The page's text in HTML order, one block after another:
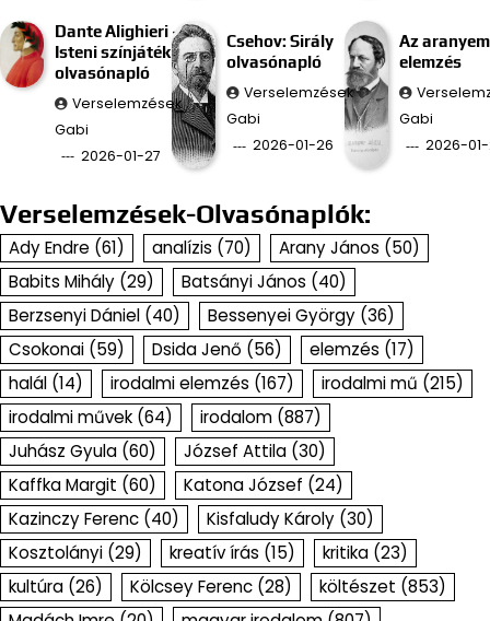
Dante Alighieri –
Isteni színjáték
olvasónapló
Verselemzések
Gabi
2026-01-27
Csehov: Sirály
olvasónapló
Verselemzések
Gabi
2026-01-26
Az
elemzés
Gabi
2026-
Verselemzések-Olvasónaplók:
Ady Endre (61) analízis (70) Arany János (50)
Babits Mihály (29) Batsányi János (40)
Berzsenyi Dániel (40) Bessenyei György (36)
Csokonai (59) Dsida Jenő (56) elemzés (17)
halál (14) irodalmi elemzés (167) irodalmi mű (215)
irodalmi művek (64) irodalom (887)
Juhász Gyula (60) József Attila (30)
Kaffka Margit (60) Katona József (24)
Kazinczy Ferenc (40) Kisfaludy Károly (30)
Kosztolányi (29) kreatív írás (15) kritika (23)
kultúra (26) Kölcsey Ferenc (28) költészet (853)